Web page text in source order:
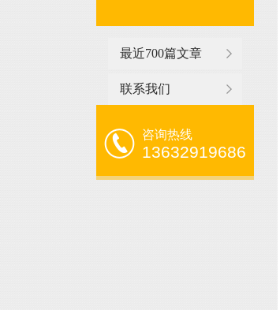
最近700篇文章
联系我们
咨询热线
13632919686